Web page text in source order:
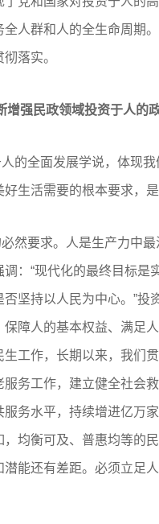
人群和人的全生命周期
落实。
增强民政领域投资于人的
的全面发展学说，体现
生活需要的根本要求，
然要求。人是生产力中
：“现代化的最终目标
坚持以人民为中心。”
障人的基本权益、满足
工作，长期以来，我们
务工作，建立健全社会
务水平，持续增进亿万
均衡可及、普惠均等的
能还有差距。必须立足